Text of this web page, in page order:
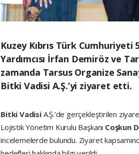
Kuzey Kıbrıs Türk
Yardımcısı İrfan Demiröz ve
zamanda Tarsus Organize
Bitki Vadisi A.Ş.’yi ziyaret etti.
Bitki Vadisi A.Ş.’de gerçekleştirilen
Lojistik Yönetim Kurulu Başkanı Coşkun
incelemelerde bulundu. Ziyaret